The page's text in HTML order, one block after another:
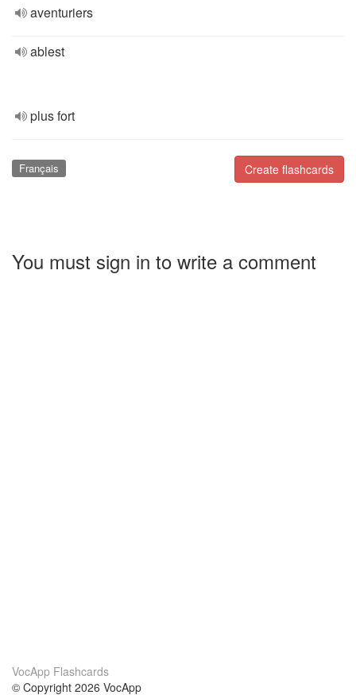
aventuriers
ablest
plus fort
Create flashcards
Français
You must sign in to write a comment
VocApp Flashcards
© Copyright 2026 VocApp